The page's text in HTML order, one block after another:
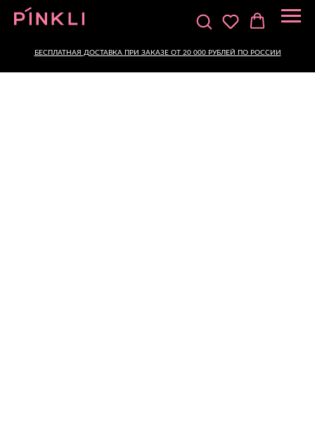
БЕСПЛАТНАЯ ДОСТАВКА ПРИ ЗАКАЗЕ ОТ 20 000 РУБЛЕЙ ПО РОССИИ